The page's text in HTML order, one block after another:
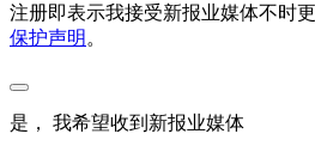
注册即表示我接受新报业媒体不时
保护声明 。
是， 我希望收到新报业媒体